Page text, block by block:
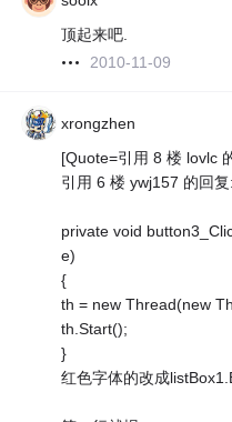
顶起来吧.
2010-11-09
xrongzhen
[Quote=引用 8 楼 lovlc
引用 6 楼 ywj157 的回复:
private void
e)
{
th = new Thread(new
th.Start();
}
红色字体的改成